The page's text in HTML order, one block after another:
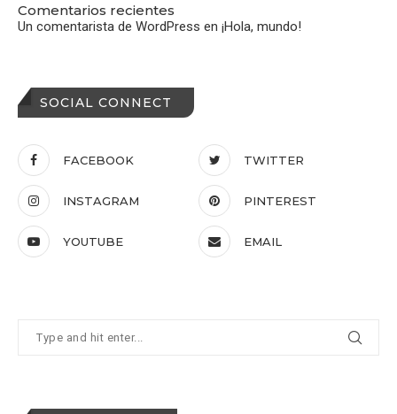
Comentarios recientes
Un comentarista de WordPress en ¡Hola, mundo!
SOCIAL CONNECT
FACEBOOK TWITTER
INSTAGRAM PINTEREST
YOUTUBE EMAIL